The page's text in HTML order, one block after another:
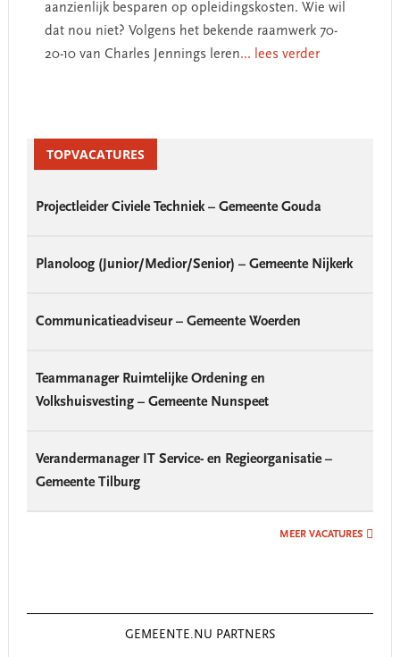
aanzienlijk besparen op opleidingskosten. Wie wil
dat nou niet? Volgens het bekende raamwerk 70-
20-10 van Charles Jennings leren... lees verder
SidebarTOPVACATURES
Projectleider Civiele Techniek – Gemeente Gouda
Planoloog (Junior/Medior/Senior) – Gemeente Nijkerk
Communicatieadviseur – Gemeente Woerden
Teammanager Ruimtelijke Ordening en
Volkshuisvesting – Gemeente Nunspeet
Verandermanager IT Service- en Regieorganisatie –
Gemeente Tilburg
MEER VACATURES
GEMEENTE.NU PARTNERS